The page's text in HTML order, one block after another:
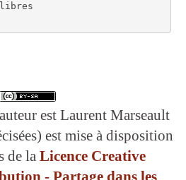
est Laurent Marseault
est mise à disposition
de la Licence Creative
- Partage dans les